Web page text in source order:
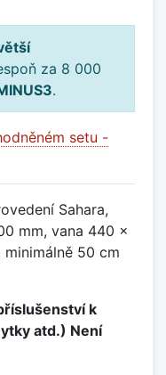
za 8 000
.
setu -
Sahara,
mm, vana 440 x
50 cm
k
atd.) Není